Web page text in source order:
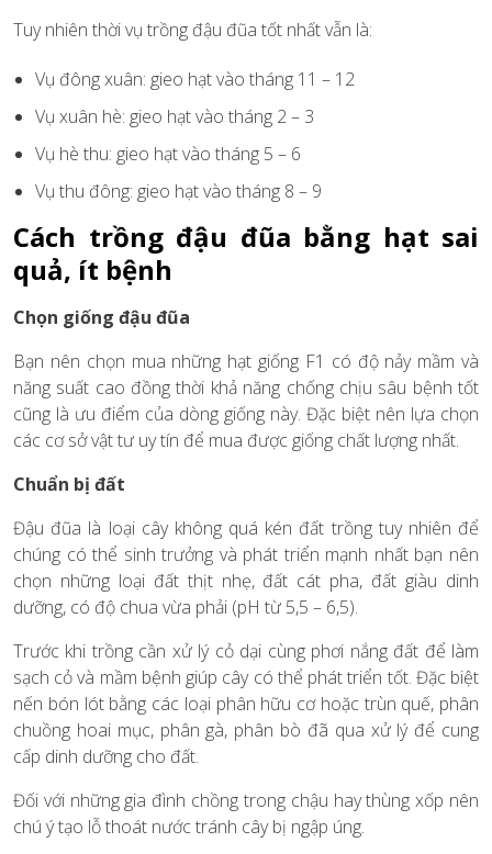
Tuy nhiên thời vụ trồng đậu đũa tốt nhất vẫn là:
Vụ đông xuân: gieo hạt vào tháng 11 – 12
Vụ xuân hè: gieo hạt vào tháng 2 – 3
Vụ hè thu: gieo hạt vào tháng 5 – 6
Vụ thu đông: gieo hạt vào tháng 8 – 9
Cách trồng đậu đũa bằng hạt sai
quả, ít bệnh
Chọn giống đậu đũa
Bạn nên chọn mua những hạt giống F1 có độ nảy mầm và
năng suất cao đồng thời khả năng chống chịu sâu bệnh tốt
cũng là ưu điểm của dòng giống này. Đặc biệt nên lựa chọn
các cơ sở vật tư uy tín để mua được giống chất lượng nhất.
Chuẩn bị đất
Đậu đũa là loại cây không quá kén đất trồng tuy nhiên để
chúng có thể sinh trưởng và phát triển mạnh nhất bạn nên
chọn những loại đất thịt nhẹ, đất cát pha, đất giàu dinh
dưỡng, có độ chua vừa phải (pH từ 5,5 – 6,5).
Trước khi trồng cần xử lý cỏ dại cùng phơi nắng đất để làm
sạch cỏ và mầm bệnh giúp cây có thể phát triển tốt. Đặc biệt
nến bón lót bằng các loại phân hữu cơ hoặc trùn quế, phân
chuồng hoai mục, phân gà, phân bò đã qua xử lý để cung
cấp dinh dưỡng cho đất.
Đối với những gia đình chồng trong chậu hay thùng xốp nên
chú ý tạo lỗ thoát nước tránh cây bị ngập úng.